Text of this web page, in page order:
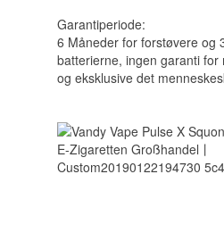
Garantiperiode:
6 Måneder for forstøvere og
batterierne, ingen garanti
og eksklusive det